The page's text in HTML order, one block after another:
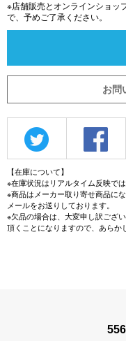
※店舗販売とオンラインショッ
で、予めご了承ください。
お問
【在庫について】
※在庫状況はリアルタイム反映では
※商品はメーカー取り寄せ商品に
メールをお送りしております。
※欠品の場合は、大変申し訳ござ
頂くことになりますので、あらか